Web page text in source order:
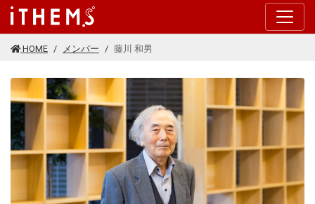
このページの本文に移動する
HOME メンバー 藤川 和男